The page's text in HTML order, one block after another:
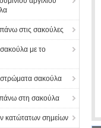
στις σακούλες
με το
σακούλα
στη σακούλα
κατώτατων σημείων